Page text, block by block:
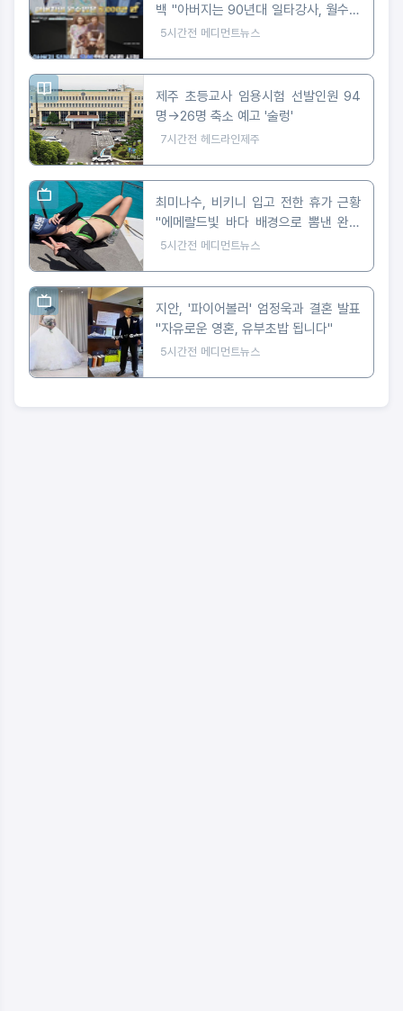
백 "아버지는 90년대 일타강사, 월수입
5천만 원"
5시간전 메디먼트뉴스
제주 초등교사 임용시험 선발인원 94
명→26명 축소 예고 '술렁'
7시간전 헤드라인제주
최미나수, 비키니 입고 전한 휴가 근황
"에메랄드빛 바다 배경으로 뽐낸 완벽
피지컬"
5시간전 메디먼트뉴스
지안, '파이어볼러' 엄정욱과 결혼 발표
"자유로운 영혼, 유부초밥 됩니다"
5시간전 메디먼트뉴스